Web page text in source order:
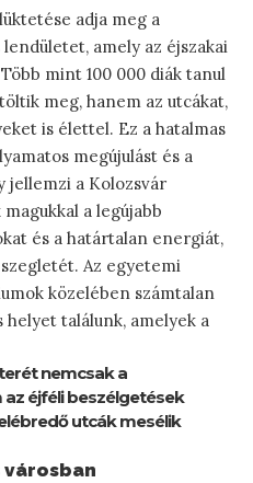
adja meg a
amely az éjszakai
mint 100 000 diák tanul
meg, hanem az utcákat,
is élettel. Ez a hatalmas
megújulást és a
jellemzi a Kolozsvár
a legújabb
és a határtalan energiát,
Az egyetemi
közelében számtalan
találunk, amelyek a
nemcsak a
éjféli beszélgetések
utcák mesélik
városban